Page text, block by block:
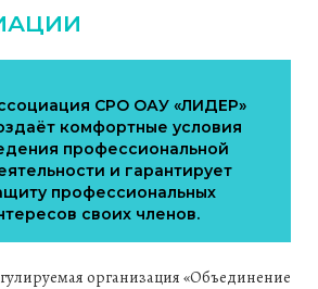
СРО ОАУ «ЛИДЕР»
комфортные условия
профессиональной
и гарантирует
профессиональных
своих членов.
организация «Объединение